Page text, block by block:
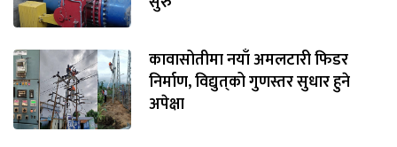
कावासोतीमा नयाँ अमलटारी फिडर
निर्माण, विद्युत्‌को गुणस्तर सुधार हुने
अपेक्षा